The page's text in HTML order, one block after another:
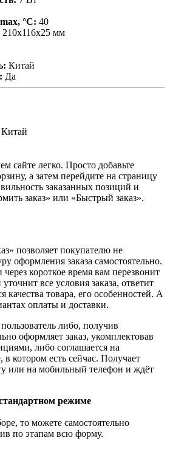
°С: 40
210х116х25 мм
Китай
Да
Китай
сайте легко. Просто добавьте
а затем перейдите на страницу
заказанных позиций и
заказ» или «Быстрый заказ».
позволяет покупателю не
оформления заказа самостоятельно.
короткое время вам перезвонит
все условия заказа, ответит
товара, его особенностей. А
оплаты и доставки.
либо, получив
оформляет заказ, укомплектовав
либо соглашается на
котором есть сейчас. Получает
или на мобильный телефон и ждёт
режиме
то можете самостоятельно
по этапам всю форму.